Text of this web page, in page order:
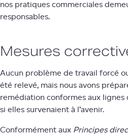
nos pratiques commerciales
responsables.
Mesures
Aucun problème de travail forcé
été relevé, mais nous avons
remédiation conformes aux
si elles survenaient à l’avenir.
Conformément aux Principes